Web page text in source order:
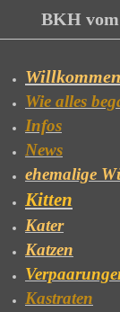
BKH
Willkommen
Wie alles
Infos
News
ehemalige
Kitten
Kater
Katzen
Kastraten